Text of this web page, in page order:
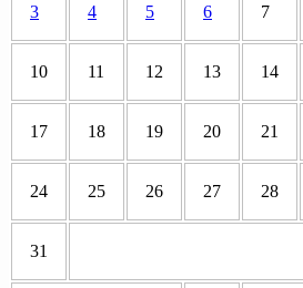
3 4 5 6 7
10 11 12 13 14
17 18 19 20 21
24 25 26 27 28
31